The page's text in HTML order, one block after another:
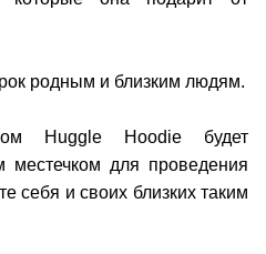
родным и близким людям.
Huggle Hoodie будет
для проведения
себя и своих близких таким